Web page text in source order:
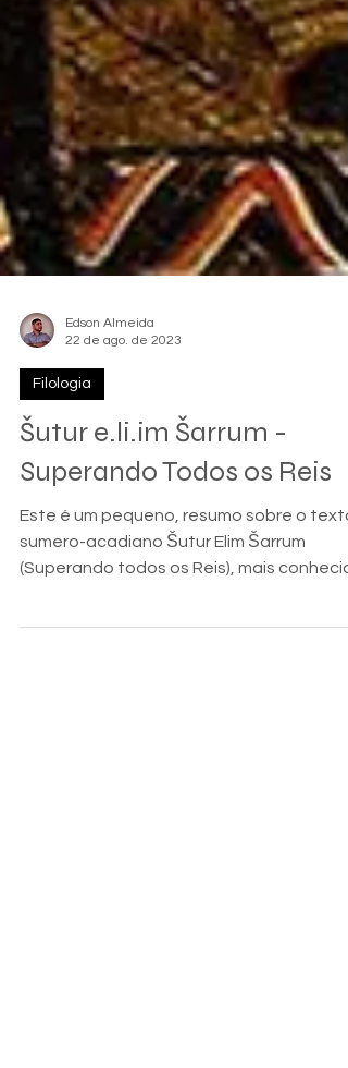
22 de ago. de 2023
Šutur e.li.im Šarrum -
Superando Todos os Reis
Este é um pequeno, resumo sobre o texto
sumero-acadiano Šutur Elim Šarrum
como Epopeia de...